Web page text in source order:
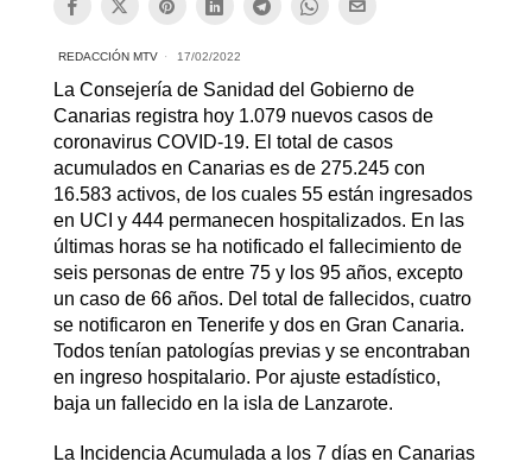
REDACCIÓN MTV 17/02/2022
La Consejería de Sanidad del Gobierno de
Canarias registra hoy 1.079 nuevos casos de
coronavirus COVID-19. El total de casos
acumulados en Canarias es de 275.245 con
16.583 activos, de los cuales 55 están ingresados
en UCI y 444 permanecen hospitalizados. En las
últimas horas se ha notificado el fallecimiento de
seis personas de entre 75 y los 95 años, excepto
un caso de 66 años. Del total de fallecidos, cuatro
se notificaron en Tenerife y dos en Gran Canaria.
Todos tenían patologías previas y se encontraban
en ingreso hospitalario. Por ajuste estadístico,
baja un fallecido en la isla de Lanzarote.
La Incidencia Acumulada a los 7 días en Canarias